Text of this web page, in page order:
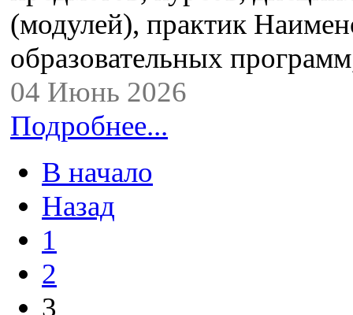
(модулей), практик
образовательных
04 Июнь 2026
Подробнее...
В начало
Назад
1
2
3